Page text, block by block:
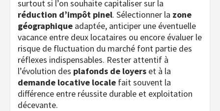
surtout si l’on souhaite capitaliser sur la
réduction d’impôt pinel. Sélectionner la zone
géographique adaptée, anticiper une éventuelle
vacance entre deux locataires ou encore évaluer le
risque de fluctuation du marché font partie des
réflexes indispensables. Rester attentif à
l’évolution des plafonds de loyers et à la
demande locative locale fait souvent la
différence entre réussite durable et exploitation
décevante.